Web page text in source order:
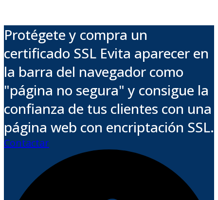
Protégete y compra un
certificado SSL Evita aparecer en
la barra del navegador como
"página no segura" y consigue la
confianza de tus clientes con una
página web con encriptación SSL.
Contactar